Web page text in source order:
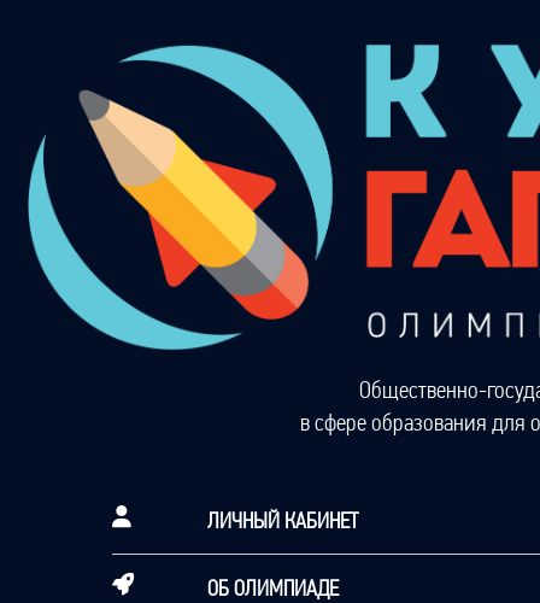
Общественно-
в сфере образования для
ЛИЧНЫЙ КАБИНЕТ
ОБ ОЛИМПИАДЕ